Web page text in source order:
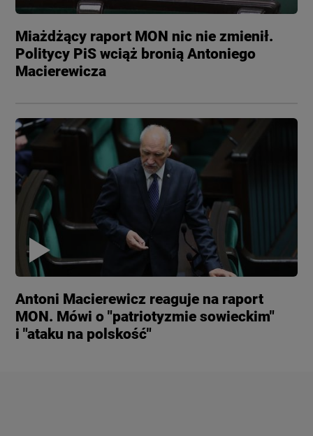
Miażdżący raport MON nic nie zmienił.
Politycy PiS wciąż bronią Antoniego
Macierewicza
Antoni Macierewicz reaguje na raport
MON. Mówi o "patriotyzmie sowieckim"
i "ataku na polskość"